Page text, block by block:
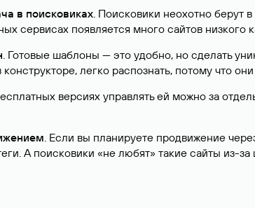
в поисковиках. Поисковики неохотно берут
сервисах появляется много сайтов низкого
. Готовые шаблоны — это удобно, но сделать
легко распознать, потому что
версиях управлять ей можно за
. Если вы планируете продвижение
А поисковики «не любят» такие сайты из-